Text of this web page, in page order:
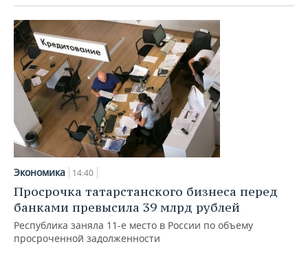
Экономика 14:40
Просрочка татарстанского бизнеса перед
банками превысила 39 млрд рублей
Республика заняла 11-е место в России по объему
просроченной задолженности